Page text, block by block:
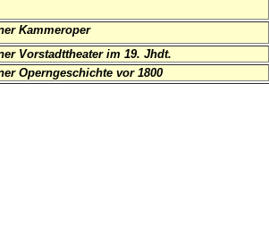
Kammeroper
Vorstadttheater im 19. Jhdt.
Operngeschichte vor 1800